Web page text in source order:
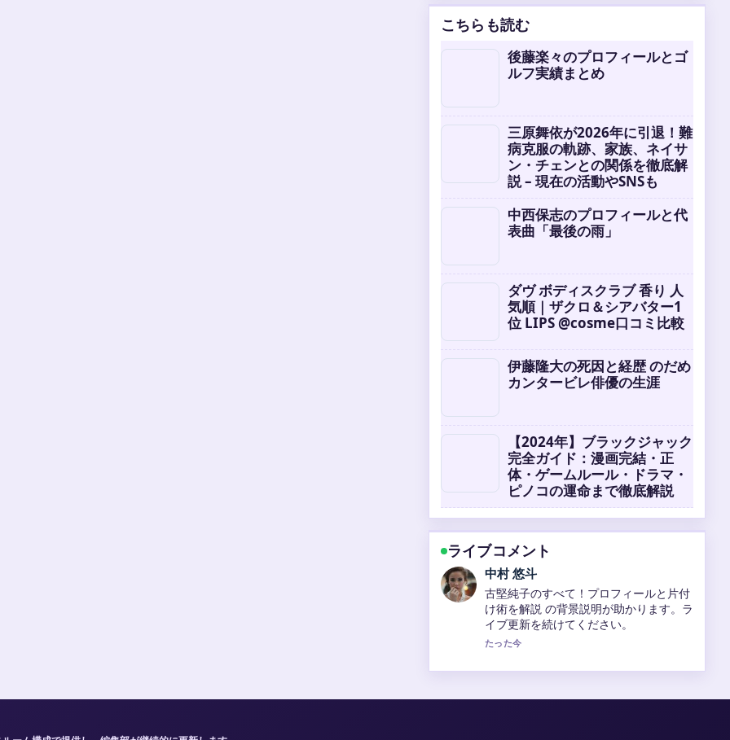
こちらも読む
後藤楽々のプロフィールとゴ
ルフ実績まとめ
三原舞依が2026年に引退！難
病克服の軌跡、家族、ネイサ
ン・チェンとの関係を徹底解
説 – 現在の活動やSNSも
中西保志のプロフィールと代
表曲「最後の雨」
ダヴ ボディスクラブ 香り 人
気順｜ザクロ＆シアバター1
位 LIPS @cosme口コミ比較
伊藤隆大の死因と経歴 のだめ
カンタービレ俳優の生涯
【2024年】ブラックジャック
完全ガイド：漫画完結・正
体・ゲームルール・ドラマ・
ピノコの運命まで徹底解説
ライブコメント
山本 葵
守屋美穂の現在のプロフィールと活動：
子供の年齢、結婚、G1復帰後初勝利、美
人ランキングまでを徹底解説 の報道は丁
寧で、流れを追いやすいです。